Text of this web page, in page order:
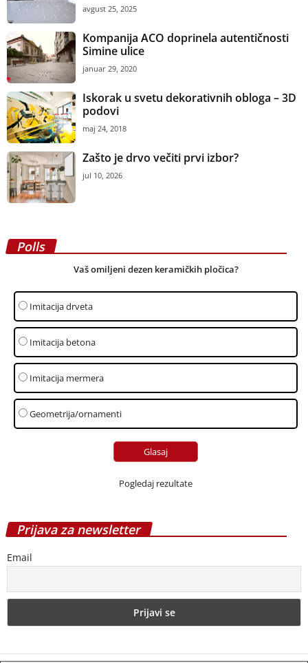
avgust 25, 2025
Kompanija ACO doprinela autentičnosti
Simine ulice
januar 29, 2020
Iskorak u svetu dekorativnih obloga – 3D
podovi
maj 24, 2018
Zašto je drvo večiti prvi izbor?
jul 10, 2026
Polls
Vaš omiljeni dezen keramičkih pločica?
Imitacija drveta
Imitacija betona
Imitacija mermera
Geometrija/ornamenti
Pogledaj rezultate
Prijava za newsletter
Email